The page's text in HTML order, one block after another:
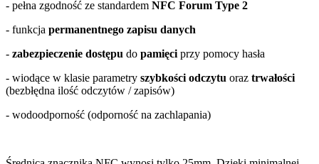
- pełna zgodność ze standardem NFC Forum Type 2
- funkcja permanentnego zapisu danych
- zabezpieczenie dostępu do pamięci przy pomocy hasła
- wiodące w klasie parametry szybkości odczytu oraz trwałości
(bezbłędna ilość odczytów / zapisów)
- wodoodporność (odporność na zachlapania)